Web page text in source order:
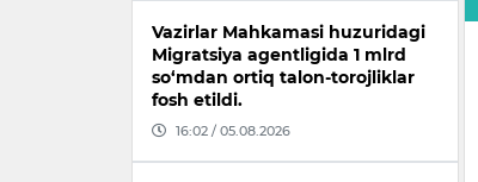
Vazirlar Mahkamasi huzuridagi
Migratsiya agentligida 1 mlrd
so‘mdan ortiq talon-torojliklar
fosh etildi.
16:02 / 05.08.2026